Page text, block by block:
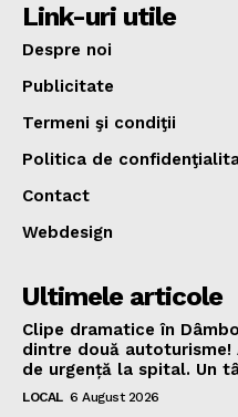
Link-uri utile
Despre noi
Publicitate
Termeni şi condiţii
Politica de
Contact
Webdesign
Ultimele articole
Clipe dramatice în
dintre două
de urgență la spital. Un
LOCAL 6 August 2026